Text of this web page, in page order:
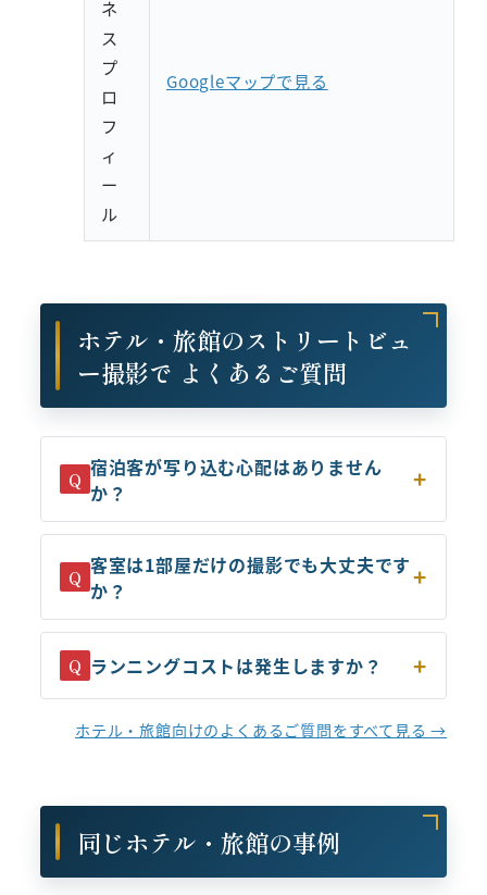
ネ
ス
プ
ロ
フ
ィ
ー
ル
Googleマップで見る
ホテル・旅館のストリートビュ
ー撮影で よくあるご質問
Q 宿泊客が写り込む心配はありません
か？
Q 客室は1部屋だけの撮影でも大丈夫です
か？
Q ランニングコストは発生しますか？
ホテル・旅館向けのよくあるご質問をすべて見る →
同じホテル・旅館の事例